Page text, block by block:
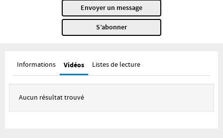
Envoyer un message
S’abonner
Informations Vidéos Listes de lecture
Aucun résultat trouvé